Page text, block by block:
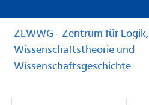
ZLWWG - Zentrum für Logik,
Wissenschaftstheorie und
Wissenschaftsgeschichte